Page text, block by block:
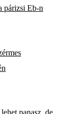
párizsi Eb-n